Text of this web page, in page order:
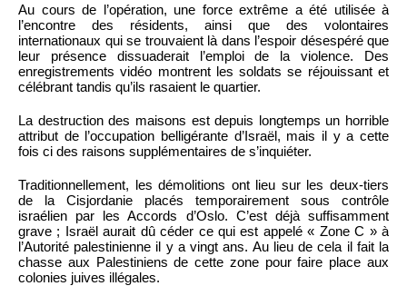
Au cours de l’opération, une force extrême a été utilisée à
l’encontre des résidents, ainsi que des volontaires
internationaux qui se trouvaient là dans l’espoir désespéré que
leur présence dissuaderait l’emploi de la violence. Des
enregistrements vidéo montrent les soldats se réjouissant et
célébrant tandis qu’ils rasaient le quartier.
La destruction des maisons est depuis longtemps un horrible
attribut de l’occupation belligérante d’Israël, mais il y a cette
fois ci des raisons supplémentaires de s’inquiéter.
Traditionnellement, les démolitions ont lieu sur les deux-tiers
de la Cisjordanie placés temporairement sous contrôle
israélien par les Accords d’Oslo. C’est déjà suffisamment
grave ; Israël aurait dû céder ce qui est appelé « Zone C » à
l’Autorité palestinienne il y a vingt ans. Au lieu de cela il fait la
chasse aux Palestiniens de cette zone pour faire place aux
colonies juives illégales.